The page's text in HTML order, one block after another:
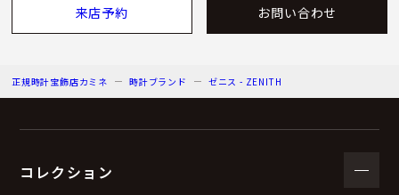
来店予約 お問い合わせ
正規時計宝飾店カミネ 時計ブランド ゼニス - ZENITH
コレクション